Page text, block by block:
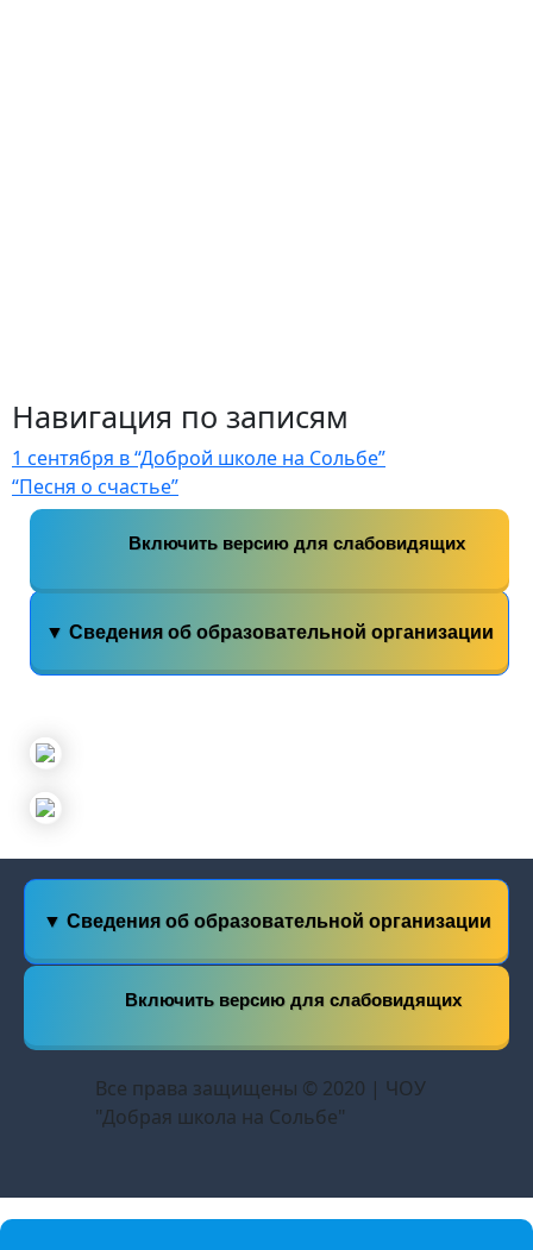
Навигация по записям
1 сентября в “Доброй школе на Сольбе”
“Песня о счастье”
Включить версию для слабовидящих
▼ Сведения об образовательной организации
▼ Сведения об образовательной организации
Включить версию для слабовидящих
Все права защищены © 2020 | ЧОУ
"Добрая школа на Сольбе"